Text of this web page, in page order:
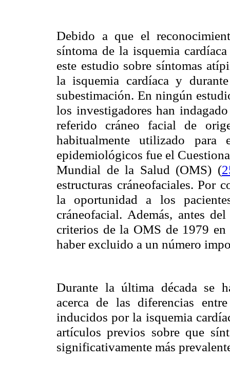
Debido a que el
síntoma de la isquemia cardíaca
este estudio sobre síntomas
la isquemia cardíaca y
subestimación. En ningún
los investigadores han
referido cráneo facial de
habitualmente utilizado
epidemiológicos fue el
Mundial de la Salud (OMS) (
estructuras cráneofaciales. Por
la oportunidad a los
cráneofacial. Además, antes
criterios de la OMS de 1979
haber excluido a un número
Durante la última década se
acerca de las diferencias
inducidos por la isquemia
artículos previos sobre que
significativamente más